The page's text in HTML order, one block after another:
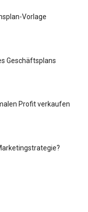
Vorlage
Geschäftsplans
Profit verkaufen